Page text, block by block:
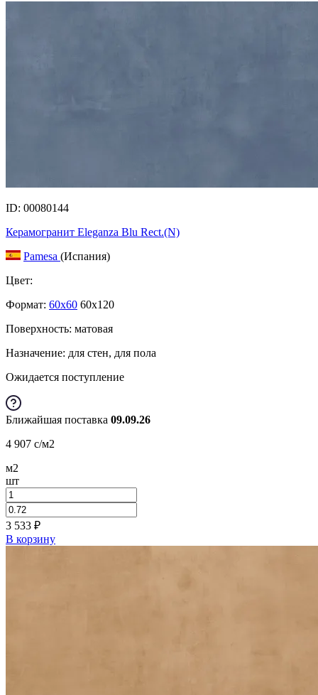
ID: 00080144
Керамогранит Eleganza Blu Rect.(N)
Pamesa (Испания)
Цвет:
Формат: 60x60 60x120
Поверхность: матовая
Назначение: для стен, для пола
Ожидается поступление
Ближайшая поставка 09.09.26
4 907 c/м2
м2
шт
3 533 ₽
В корзину